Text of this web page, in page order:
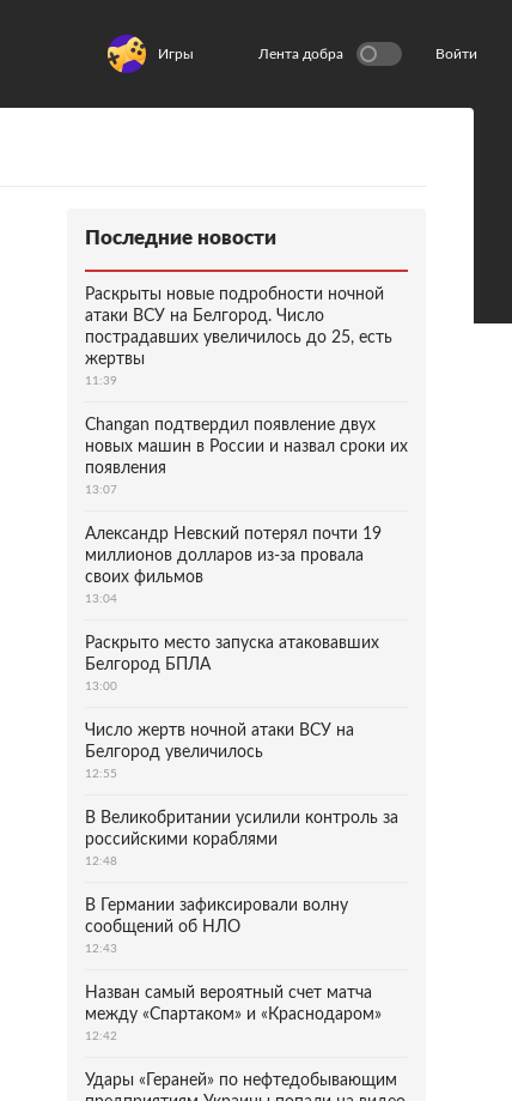
Игры Лента добра Войти
Последние новости
Раскрыты новые подробности ночной
атаки ВСУ на Белгород. Число
пострадавших увеличилось до 25, есть
жертвы
11:39
Changan подтвердил появление двух
новых машин в России и назвал сроки их
появления
13:07
Александр Невский потерял почти 19
миллионов долларов из-за провала
своих фильмов
13:04
Раскрыто место запуска атаковавших
Белгород БПЛА
13:00
Число жертв ночной атаки ВСУ на
Белгород увеличилось
12:55
В Великобритании усилили контроль за
российскими кораблями
12:48
В Германии зафиксировали волну
сообщений об НЛО
12:43
Назван самый вероятный счет матча
между «Спартаком» и «Краснодаром»
12:42
Удары «Гераней» по нефтедобывающим